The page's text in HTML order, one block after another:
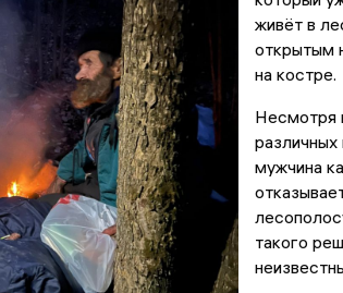
живёт в
открытым
на костре.
Несмотря
различных
мужчина
такого